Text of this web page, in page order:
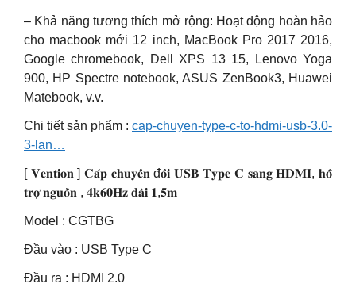
– Khả năng tương thích mở rộng: Hoạt động hoàn hảo
cho macbook mới 12 inch, MacBook Pro 2017 2016,
Google chromebook, Dell XPS 13 15, Lenovo Yoga
900, HP Spectre notebook, ASUS ZenBook3, Huawei
Matebook, v.v.
Chi tiết sản phẩm : cap-chuyen-type-c-to-hdmi-usb-3.0-
3-lan…
[ 𝐕𝐞𝐧𝐭𝐢𝐨𝐧 ] 𝐂𝐚́𝐩 𝐜𝐡𝐮𝐲𝐞̂̉𝐧 đ𝐨̂̉𝐢 𝐔𝐒𝐁 𝐓𝐲𝐩𝐞 𝐂 𝐬𝐚𝐧𝐠 𝐇𝐃𝐌𝐈, 𝐡𝐨̂̃
𝐭𝐫𝐨̛̣ 𝐧𝐠𝐮𝐨̂̀𝐧 , 𝟒𝐤𝟔𝟎𝐇𝐳 𝐝𝐚̀𝐢 𝟏,𝟓𝐦
Model : CGTBG
Đầu vào : USB Type C
Đầu ra : HDMI 2.0